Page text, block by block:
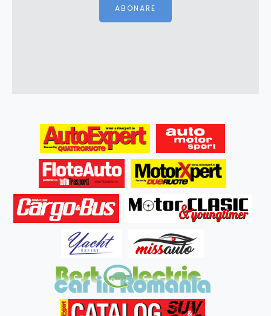
ABONARE